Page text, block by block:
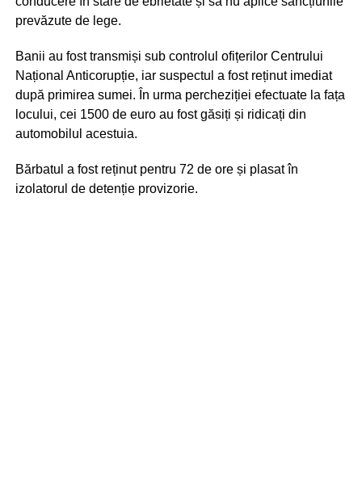
prevăzute de lege.
Banii au fost transmiși sub controlul ofițerilor Centrului
Național Anticorupție, iar suspectul a fost reținut imediat
după primirea sumei. În urma percheziției efectuate la fața
locului, cei 1500 de euro au fost găsiți și ridicați din
automobilul acestuia.
Bărbatul a fost reținut pentru 72 de ore și plasat în
izolatorul de detenție provizorie.